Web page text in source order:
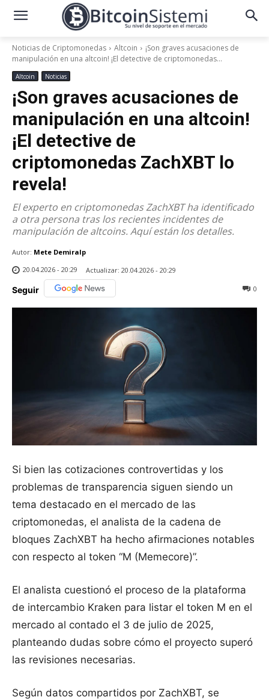
Noticias de Criptomonedas Altcoin
¡Son graves acusaciones de
manipulación en una altcoin! ¡El detective de criptomonedas...
Altcoin Noticias
¡Son graves acusaciones de
manipulación en una altcoin!
¡El detective de
criptomonedas ZachXBT lo
revela!
El experto en criptomonedas ZachXBT ha identificado
a otra persona tras los recientes incidentes de
manipulación de altcoins. Aquí están los detalles.
Autor: Mete Demiralp
20.04.2026 - 20:29
Actualizar: 20.04.2026 - 20:29
Seguir 0
Si bien las cotizaciones controvertidas y los
problemas de transparencia siguen siendo un
tema destacado en el mercado de las
criptomonedas, el analista de la cadena de
bloques ZachXBT ha hecho afirmaciones notables
con respecto al token “M (Memecore)”.
El analista cuestionó el proceso de la plataforma
de intercambio Kraken para listar el token M en el
mercado al contado el 3 de julio de 2025,
planteando dudas sobre cómo el proyecto superó
las revisiones necesarias.
Según datos compartidos por ZachXBT, se